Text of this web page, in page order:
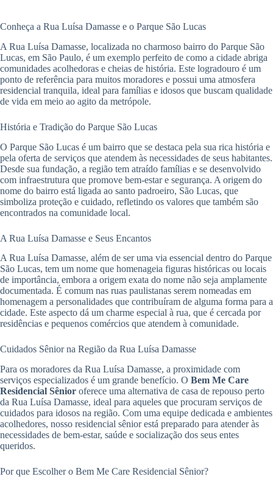
Conheça a Rua Luísa Damasse e o Parque São Lucas
A Rua Luísa Damasse, localizada no charmoso bairro do Parque São
Lucas, em São Paulo, é um exemplo perfeito de como a cidade abriga
comunidades acolhedoras e cheias de história. Este logradouro é um
ponto de referência para muitos moradores e possui uma atmosfera
residencial tranquila, ideal para famílias e idosos que buscam qualidade
de vida em meio ao agito da metrópole.
História e Tradição do Parque São Lucas
O Parque São Lucas é um bairro que se destaca pela sua rica história e
pela oferta de serviços que atendem às necessidades de seus habitantes.
Desde sua fundação, a região tem atraído famílias e se desenvolvido
com infraestrutura que promove bem-estar e segurança. A origem do
nome do bairro está ligada ao santo padroeiro, São Lucas, que
simboliza proteção e cuidado, refletindo os valores que também são
encontrados na comunidade local.
A Rua Luísa Damasse e Seus Encantos
A Rua Luísa Damasse, além de ser uma via essencial dentro do Parque
São Lucas, tem um nome que homenageia figuras históricas ou locais
de importância, embora a origem exata do nome não seja amplamente
documentada. É comum nas ruas paulistanas serem nomeadas em
homenagem a personalidades que contribuíram de alguma forma para a
cidade. Este aspecto dá um charme especial à rua, que é cercada por
residências e pequenos comércios que atendem à comunidade.
Cuidados Sênior na Região da Rua Luísa Damasse
Para os moradores da Rua Luísa Damasse, a proximidade com
serviços especializados é um grande benefício. O Bem Me Care
Residencial Sênior oferece uma alternativa de casa de repouso perto
da Rua Luísa Damasse, ideal para aqueles que procuram serviços de
cuidados para idosos na região. Com uma equipe dedicada e ambientes
acolhedores, nosso residencial sênior está preparado para atender às
necessidades de bem-estar, saúde e socialização dos seus entes
queridos.
Por que Escolher o Bem Me Care Residencial Sênior?